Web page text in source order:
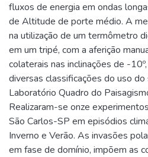
fluxos de energia em ondas
de Altitude de porte médio. A
na utilização de um termômetro
em um tripé, com a aferição
colaterais nas inclinações de -10º,
diversas classificações do uso
Laboratório Quadro do
Realizaram-se onze
São Carlos-SP em episódios
Inverno e Verão. As invasões
em fase de domínio, impõem as